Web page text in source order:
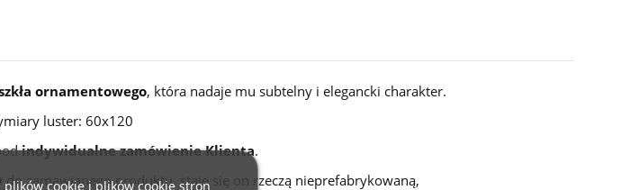
ornamentowego, która nadaje mu subtelny i elegancki charakter.
luster: 60x120
indywidualne zamówienie Klienta.
do zamawianego produktu, staje się on rzeczą nieprefabrykowaną,
plików cookie i plików cookie stron